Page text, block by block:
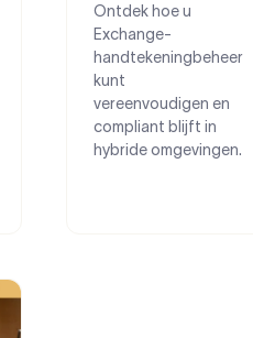
Ontdek hoe u
Exchange-
handtekeningbeheer
kunt
vereenvoudigen en
compliant blijft in
hybride omgevingen.